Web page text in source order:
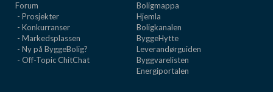
Forum
- Prosjekter
- Konkurranser
- Markedsplassen
- Ny på ByggeBolig?
- Off-Topic ChitChat
Boligmappa
Hjemla
Boligkanalen
ByggeHytte
Leverandørguiden
Byggvarelisten
Energiportalen